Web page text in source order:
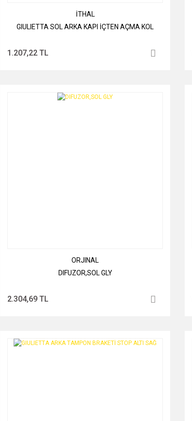
İTHAL
GIULIETTA SOL ARKA KAPI İÇTEN AÇMA KOL
1.207,22 TL
ORJINAL
DIFUZOR,SOL GLY
2.304,69 TL